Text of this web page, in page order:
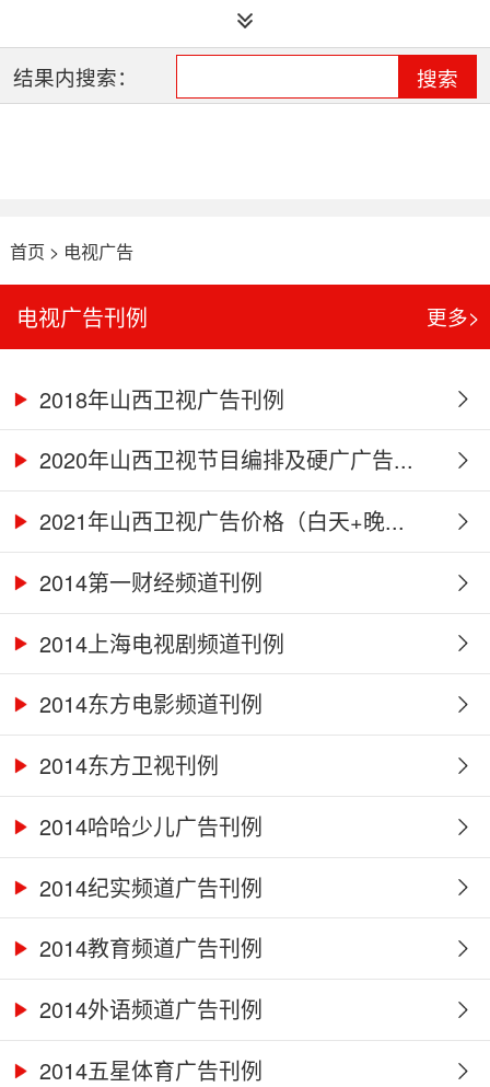
站）
四川
辽宁
山西
海南 陕西
甘肃
结果内搜索： 搜索
首页 > 电视广告
电视广告刊例 更多>
2018年山西卫视广告刊例
2020年山西卫视节目编排及硬广广告...
2021年山西卫视广告价格（白天+晚...
2014第一财经频道刊例
2014上海电视剧频道刊例
2014东方电影频道刊例
2014东方卫视刊例
2014哈哈少儿广告刊例
2014纪实频道广告刊例
2014教育频道广告刊例
2014外语频道广告刊例
2014五星体育广告刊例